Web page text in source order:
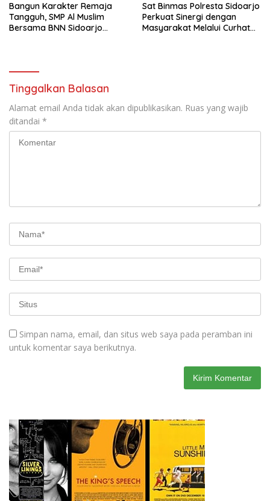
Bangun Karakter Remaja
Tangguh, SMP Al Muslim
Bersama BNN Sidoarjo
Sat Binmas Polresta Sidoarjo
Perkuat Sinergi dengan
Masyarakat Melalui Curhat
Tinggalkan Balasan
Alamat email Anda tidak akan dipublikasikan. Ruas yang wajib
ditandai *
Simpan nama, email, dan situs web saya pada peramban ini
untuk komentar saya berikutnya.